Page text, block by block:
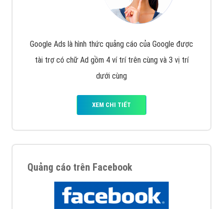
Google Ads là hình thức quảng cáo của Google được
tài trợ có chữ Ad gồm 4 ví trí trên cùng và 3 vị trí
dưới cùng
XEM CHI TIẾT
Quảng cáo trên Facebook